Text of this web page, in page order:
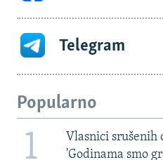
Telegram
Popularno
1
Vlasnici srušenih
'Godinama smo